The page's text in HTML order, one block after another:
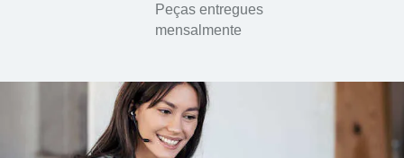
Peças entregues
mensalmente